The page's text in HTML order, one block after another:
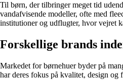
Til børn, der tilbringer meget tid
vandafvisende modeller, ofte med
institutioner og udflugter, hvor vejret
Forskellige brands
Markedet for børnehuer byder på
har deres fokus på kvalitet, design og